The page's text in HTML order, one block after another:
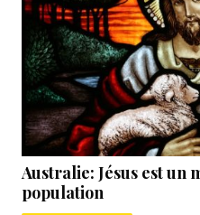
Australie: Jésus est un
population